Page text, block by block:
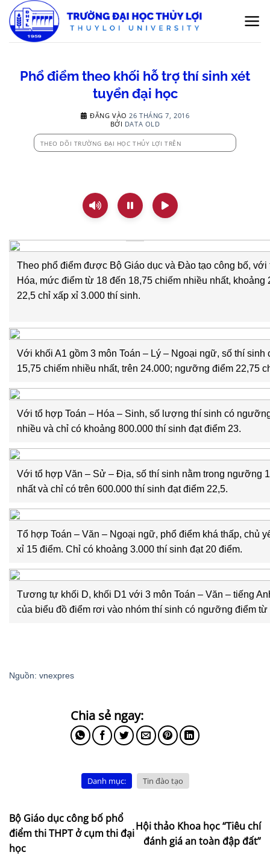
qua
nội
Phổ điểm theo khối hỗ trợ thí sinh xét
tuyển đại học
ĐĂNG VÀO 26 THÁNG 7, 2016
BỞI DATA OLD
THEO DÕI TRƯỜNG ĐẠI HỌC THỦY LỢI TRÊN
Theo phổ điểm được Bộ Giáo dục và Đào tạo công bố, với
Hóa, mức điểm từ 18 đến 18,75 chiếm nhiều nhất, khoảng
22,5 chỉ xấp xỉ 3.000 thí sinh.
Với khối A1 gồm 3 môn Toán – Lý – Ngoại ngữ, số thí
15,75 chiếm nhiều nhất, trên 24.000; ngưỡng điểm 22,75
Với tổ hợp Toán – Hóa – Sinh, số lượng thí sinh có
nhiều và chỉ có khoảng 800.000 thí sinh đạt điểm 23.
Với tổ hợp Văn – Sử – Địa, số thí sinh nằm trong ngưỡng
nhất và chỉ có trên 600.000 thí sinh đạt điểm 22,5.
Tổ hợp Toán – Văn – Ngoại ngữ, phổ điểm khá thấp, chủ
xỉ 15 điểm. Chỉ có khoảng 3.000 thí sinh đạt 20 điểm.
Tương tự khối D, khối D1 với 3 môn Toán – Văn – tiếng
của biểu đồ điểm rơi vào nhóm thí sinh có ngưỡng điểm
Nguồn: vnexpres
Danh mục: Tin đào tạo
Bộ Giáo dục công bố phổ
điểm thi THPT ở cụm thi đại
học
Hội thảo Khoa học “Tiêu chí
đánh giá an toàn đập đất”